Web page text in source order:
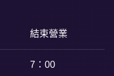
結束營業
7：00